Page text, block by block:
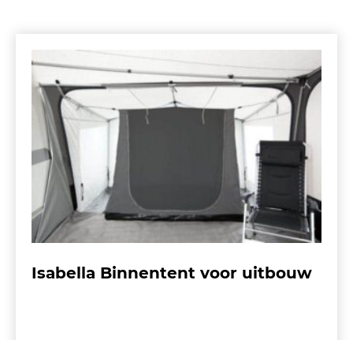
Isabella Binnentent voor uitbouw